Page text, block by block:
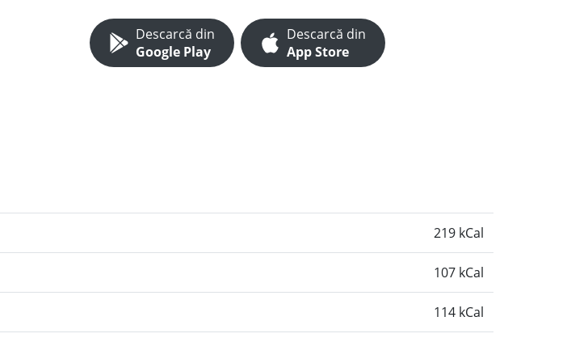
Descarcă din
Google Play
Descarcă din
App Store
219 kCal
107 kCal
114 kCal